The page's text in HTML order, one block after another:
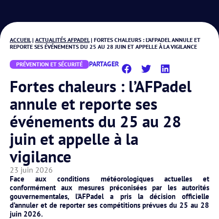
ACCUEIL| ACTUALITÉS AFPADEL| FORTES CHALEURS : L’AFPADEL ANNULE ET
REPORTE SES ÉVÉNEMENTS DU 25 AU 28 JUIN ET APPELLE À LA VIGILANCE
PRÉVENTION ET SÉCURITÉ PARTAGER
Fortes chaleurs : l’AFPadel
annule et reporte ses
événements du 25 au 28
juin et appelle à la
vigilance
23 juin 2026
Face aux conditions météorologiques actuelles et
conformément aux mesures préconisées par les autorités
gouvernementales, l’AFPadel a pris la décision officielle
d’annuler et de reporter ses compétitions prévues du 25 au 28
juin 2026.